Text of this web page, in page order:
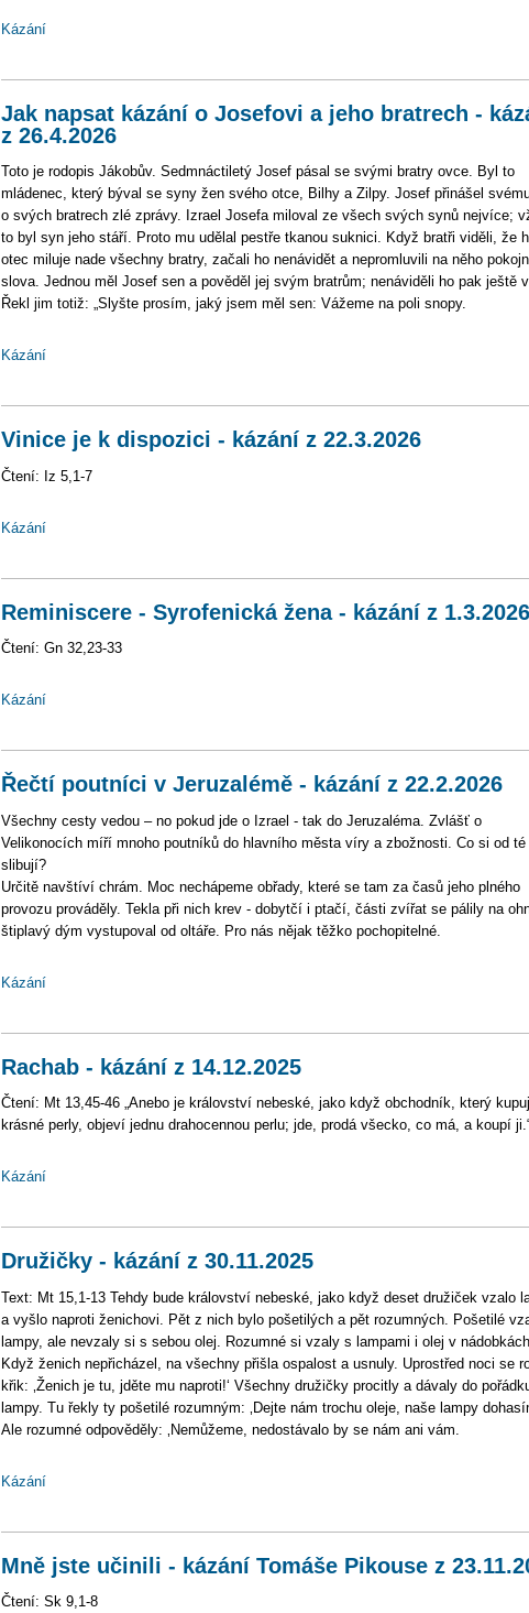
Kázání
Jak napsat kázání o Josefovi a jeho bratrech -
z 26.4.2026
Toto je rodopis Jákobův. Sedmnáctiletý Josef pásal se svými bratry ovce. Byl to
mládenec, který býval se syny žen svého otce, Bilhy a Zilpy. Josef přinášel
o svých bratrech zlé zprávy. Izrael Josefa miloval ze všech svých synů nejvíce;
to byl syn jeho stáří. Proto mu udělal pestře tkanou suknici. Když bratři viděli, že
otec miluje nade všechny bratry, začali ho nenávidět a nepromluvili na něho
slova. Jednou měl Josef sen a pověděl jej svým bratrům; nenáviděli ho pak ještě
Řekl jim totiž: „Slyšte prosím, jaký jsem měl sen: Vážeme na poli snopy.
Kázání
Vinice je k dispozici - kázání z 22.3.2026
Čtení: Iz 5,1-7
Kázání
Reminiscere - Syrofenická žena - kázání z 1.3.2026
Čtení: Gn 32,23-33
Kázání
Řečtí poutníci v Jeruzalémě - kázání z 22.2.2026
Všechny cesty vedou – no pokud jde o Izrael - tak do Jeruzaléma. Zvlášť o
Velikonocích míří mnoho poutníků do hlavního města víry a zbožnosti. Co si od
slibují?
Určitě navštíví chrám. Moc nechápeme obřady, které se tam za časů jeho plného
provozu prováděly. Tekla při nich krev - dobytčí i ptačí, části zvířat se pálily na
štiplavý dým vystupoval od oltáře. Pro nás nějak těžko pochopitelné.
Kázání
Rachab - kázání z 14.12.2025
Čtení: Mt 13,45-46 „Anebo je království nebeské, jako když obchodník, který
krásné perly, objeví jednu drahocennou perlu; jde, prodá všecko, co má, a koupí
Kázání
Družičky - kázání z 30.11.2025
Text: Mt 15,1-13 Tehdy bude království nebeské, jako když deset družiček vzalo
a vyšlo naproti ženichovi. Pět z nich bylo pošetilých a pět rozumných. Pošetilé
lampy, ale nevzaly si s sebou olej. Rozumné si vzaly s lampami i olej v nádobkách.
Když ženich nepřicházel, na všechny přišla ospalost a usnuly. Uprostřed noci se
křik: ‚Ženich je tu, jděte mu naproti!‘ Všechny družičky procitly a dávaly do
lampy. Tu řekly ty pošetilé rozumným: ‚Dejte nám trochu oleje, naše lampy
Ale rozumné odpověděly: ‚Nemůžeme, nedostávalo by se nám ani vám.
Kázání
Mně jste učinili - kázání Tomáše Pikouse z
Čtení: Sk 9,1-8